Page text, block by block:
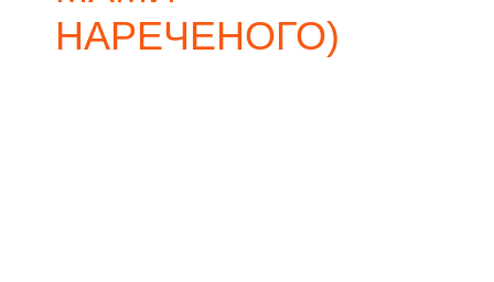
НАРЕЧЕНОГО)